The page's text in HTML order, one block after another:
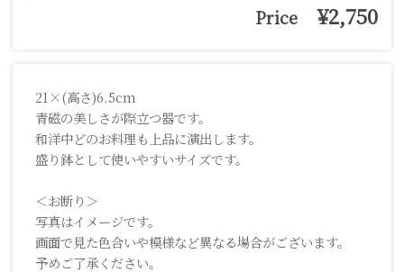
Price ¥2,750
21×(高さ)6.5cm
青磁の美しさが際立つ器です。
和洋中どのお料理も上品に演出します。
盛り鉢として使いやすいサイズです。
＜お断り＞
写真はイメージです。
画面で見た色合いや模様など異なる場合がございます。
予めご了承ください。